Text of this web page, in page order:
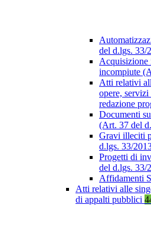
del d.lgs. 33/
Acquisizione
incompiute
Atti relativi
opere,
redazione
Documenti
(Art. 37 del
Gravi illeciti
d.lgs. 33/
Progetti di
del d.lgs. 33/
Affidamenti
Atti relativi alle
di appalti pubblici